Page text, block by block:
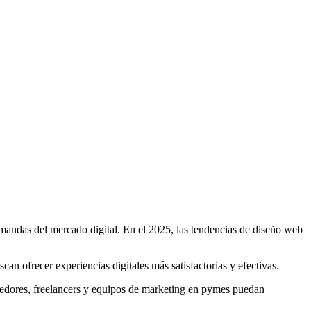
del mercado digital. En el 2025, las tendencias de diseño web
ofrecer experiencias digitales más satisfactorias y efectivas.
freelancers y equipos de marketing en pymes puedan